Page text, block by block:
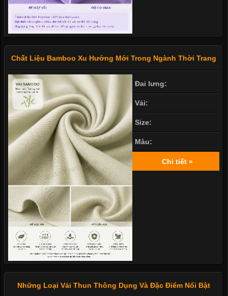
Chất Liệu Bamboo Xu Hướng Mới Trong Ngành Thời Trang
Đai lưng:
Vải:
Size:
Màu:
Chi tiết »
Những Loại Vải Thun Thông Dụng Và Đặc Điểm Nổi Bật